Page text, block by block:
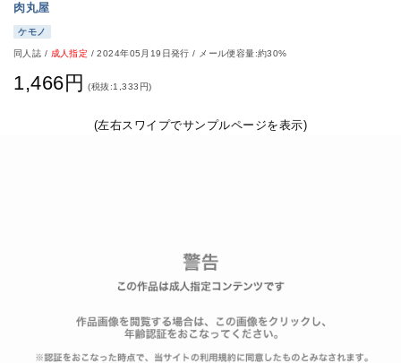
肉丸屋
ケモノ
同人誌 / 成人指定 /2024年05月19日発行 / メール便容量:約30%
1,466円 (税抜:1,333円)
(左右スワイプでサンプルページを表示)